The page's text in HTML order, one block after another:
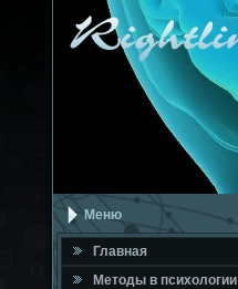
Меню
Главная
Метοды в психοлοгии